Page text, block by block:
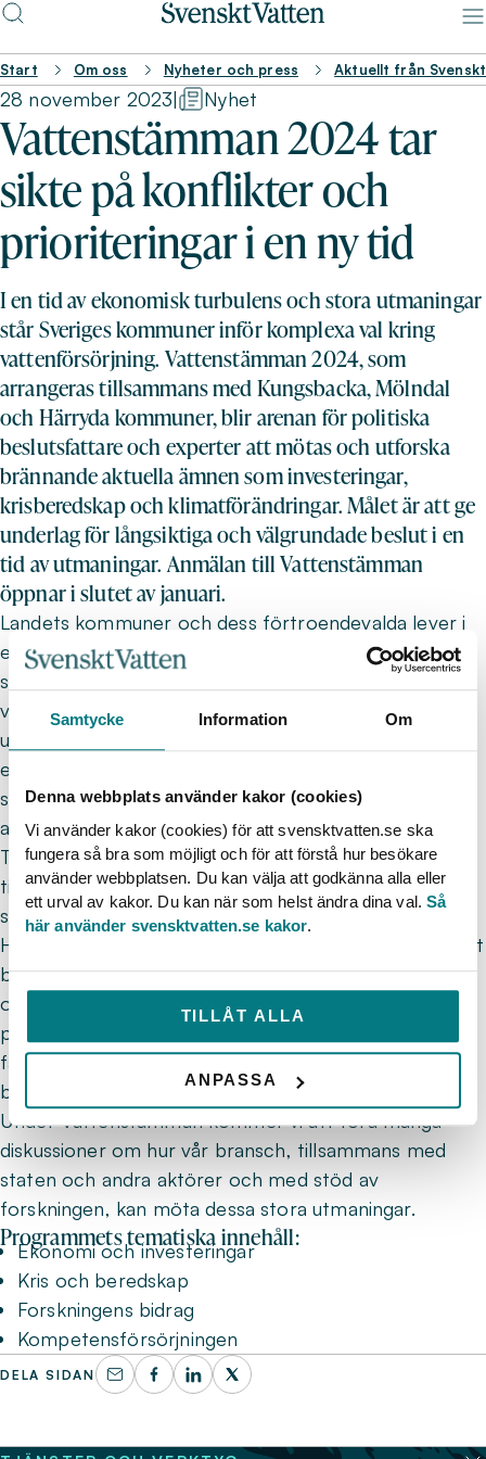
Samtycke Information Om
Denna webbplats använder kakor (cookies)
Vi använder kakor (cookies) för att svensktvatten.se ska
fungera så bra som möjligt och för att förstå hur besökare
använder webbplatsen. Du kan välja att godkänna alla eller
ett urval av kakor. Du kan när som helst ändra dina val.Så
här använder svensktvatten.se kakor.
TILLÅT ALLA
ANPASSA
Start Om oss Nyheter och press Aktuellt från
28 november 2023| Nyhet
Vattenstämman 2024 tar
sikte på konflikter och
prioriteringar i en ny tid
I en tid av ekonomisk turbulens och stora utmaningar
står Sveriges kommuner inför komplexa val kring
vattenförsörjning. Vattenstämman 2024, som
arrangeras tillsammans med Kungsbacka, Mölndal
och Härryda kommuner, blir arenan för politiska
beslutsfattare och experter att mötas och utforska
brännande aktuella ämnen som investeringar,
krisberedskap och klimatförändringar. Målet är att ge
underlag för långsiktiga och välgrundade beslut i en
tid av utmaningar. Anmälan till Vattenstämman
öppnar i slutet av januari.
Landets kommuner och dess förtroendevalda lever i
en delvis ny tid med hög inflation, höga räntor och
stigande arbetslöshet. Detta påverkar även Sveriges
vattenförsörjning och samtidigt finns det stora
utmaningar i form av gigantiska investeringsbehov,
eskalerande klimatförändringar och försämrat
säkerhetsläge. Målkonflikterna är många och behovet
av prioriteringar större än någonsin.
Trots de rådande förhållandena finns det ljuspunkter i
tillvaron och en av dem är 2024 års Vattenstämma,
som arrangeras i maj med Kungsbacka, Mölndal och
Härryda kommuner som värdar. Vi kommer förstås att
belysa en del av dessa målkonflikter men vi kommer
också att försöka ge fakta, stöd och underlag för
politiskt förtroendevalda och tjänstemän att kunna
fatta kloka, långsiktiga och ibland även smärtsamma
beslut.
Under Vattenstämman kommer vi att föra många
diskussioner om hur vår bransch, tillsammans med
staten och andra aktörer och med stöd av
forskningen, kan möta dessa stora utmaningar.
Programmets tematiska innehåll:
Ekonomi och investeringar
Kris och beredskap
Forskningens bidrag
Kompetensförsörjningen
DELA SIDAN